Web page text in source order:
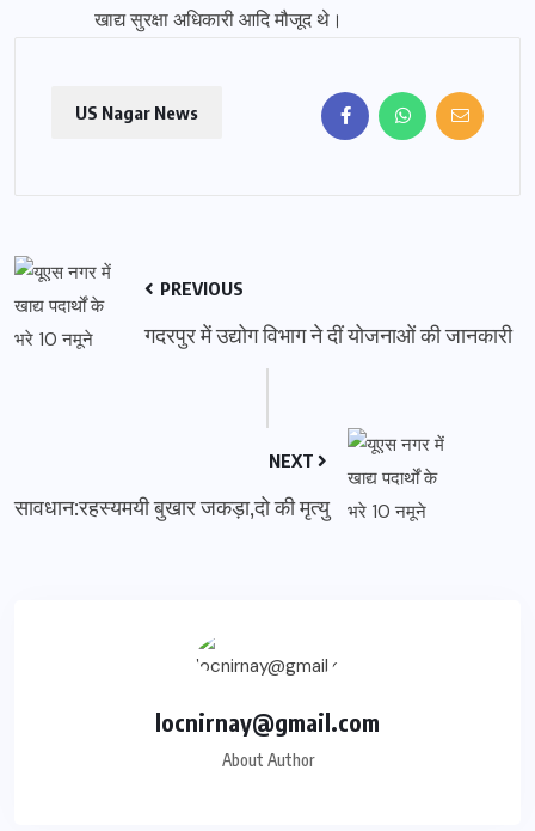
खाद्य सुरक्षा अधिकारी आदि मौजूद थे।
US Nagar News
PREVIOUS
गदरपुर में उद्योग विभाग ने दीं योजनाओं की जानकारी
NEXT
सावधान:रहस्यमयी बुखार जकड़ा,दो की मृत्यु
locnirnay@gmail.com
About Author